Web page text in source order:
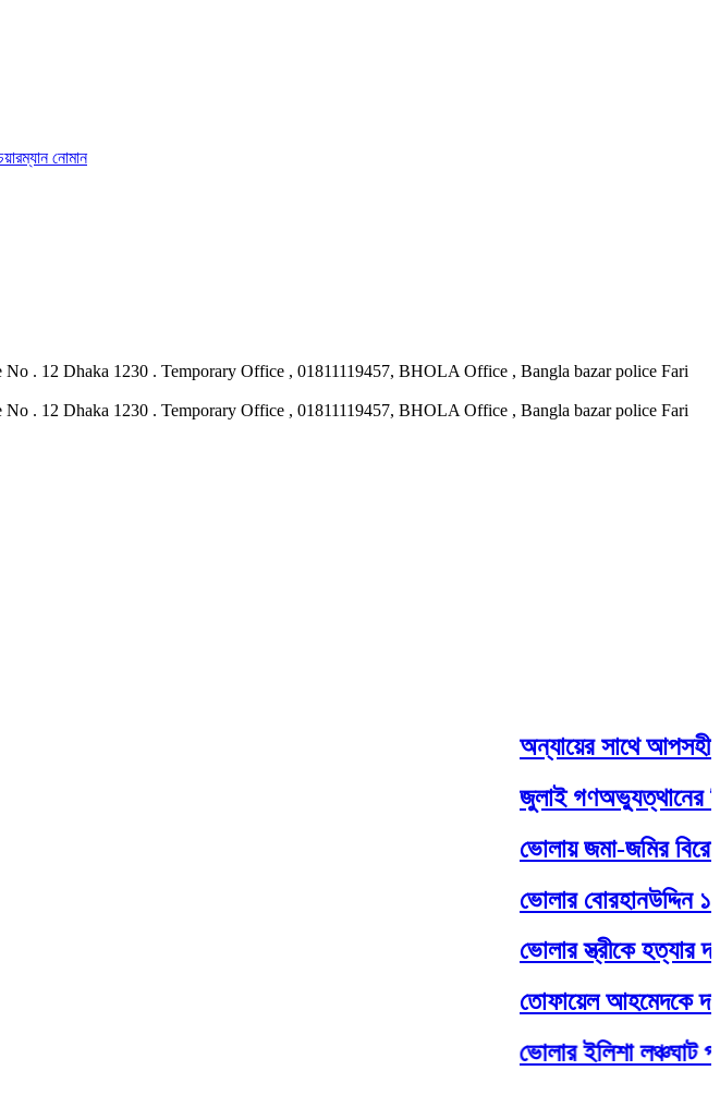
নোমান
No . 12 Dhaka 1230 . Temporary Office , 01811119457, BHOLA Office , Bangla bazar police Fari
No . 12 Dhaka 1230 . Temporary Office , 01811119457, BHOLA Office , Bangla bazar police Fari
অন্যায়ের সাথে
জুলাই গণঅভ্যুত্থানের
ভোলায় জমা-জমির বিরোধ
ভোলার বোরহানউদ্দিন ১০
ভোলার স্ত্রীকে হত্যার
তোফায়েল আহমেদকে
ভোলার ইলিশা লঞ্চঘাট